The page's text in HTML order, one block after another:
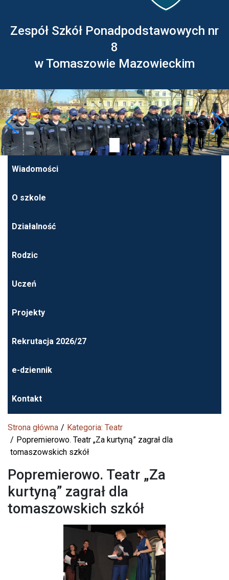
Zespół Szkół Ponadpodstawowych nr
8
w Tomaszowie Mazowieckim
Wiadomości
O szkole
Działalność
Rodzic
Uczeń
Projekty
Rekrutacja 2026/27
e-dziennik
Kontakt
Strona główna
Kategoria: Teatr
Popremierowo. Teatr „Za kurtyną” zagrał dla
tomaszowskich szkół
Popremierowo. Teatr „Za
kurtyną” zagrał dla
tomaszowskich szkół